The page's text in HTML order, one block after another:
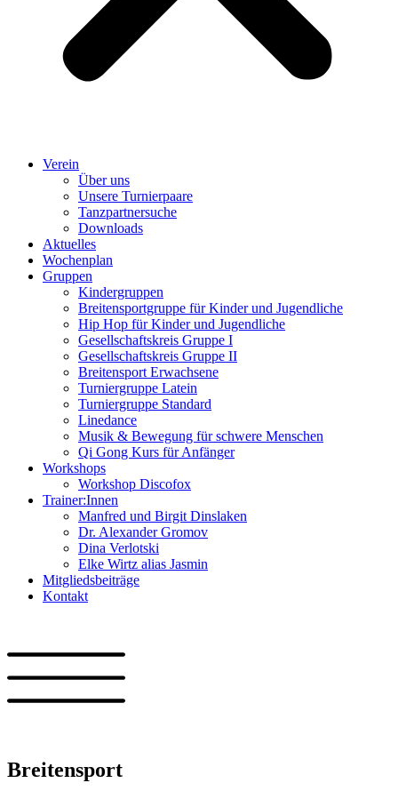
Verein
Über uns
Unsere Turnierpaare
Tanzpartnersuche
Downloads
Aktuelles
Wochenplan
Gruppen
Kindergruppen
Breitensportgruppe für Kinder und Jugendliche
Hip Hop für Kinder und Jugendliche​
Gesellschaftskreis Gruppe I
Gesellschaftskreis Gruppe II
Breitensport Erwachsene
Turniergruppe Latein
Turniergruppe Standard
Linedance
Musik & Bewegung für schwere Menschen​
Qi Gong Kurs für Anfänger
Workshops
Workshop Discofox
Trainer:Innen
Manfred und Birgit Dinslaken
Dr. Alexander Gromov
Dina Verlotski
Elke Wirtz alias Jasmin
Mitgliedsbeiträge
Kontakt
Breitensport